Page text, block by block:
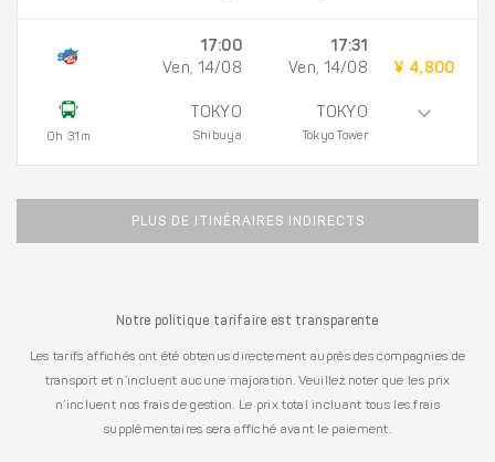
0h 31m
17:00
Ven, 14/08
TOKYO
Shibuya
17:31
Ven, 14/08
TOKYO
Tokyo Tower
¥ 4,800
PLUS DE ITINÉRAIRES INDIRECTS
Notre politique tarifaire est transparente
Les tarifs affichés ont été obtenus directement auprès des compagnies de
transport et n’incluent aucune majoration. Veuillez noter que les prix
n’incluent nos frais de gestion. Le prix total incluant tous les frais
supplémentaires sera affiché avant le paiement.